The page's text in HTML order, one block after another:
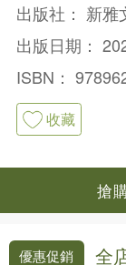
出版社： 新雅
出版日期：
ISBN：
收藏
搶
優惠促銷 全